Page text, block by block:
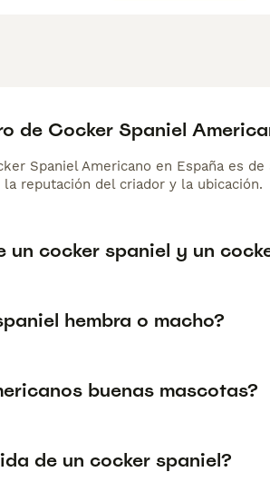
de Cocker Spaniel
Spaniel Americano en España es
reputación del criador y la ubicación.
un cocker spaniel y un
hembra o macho?
buenas mascotas?
de un cocker spaniel?